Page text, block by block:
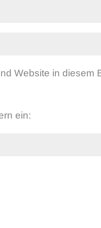
Website in
ein: